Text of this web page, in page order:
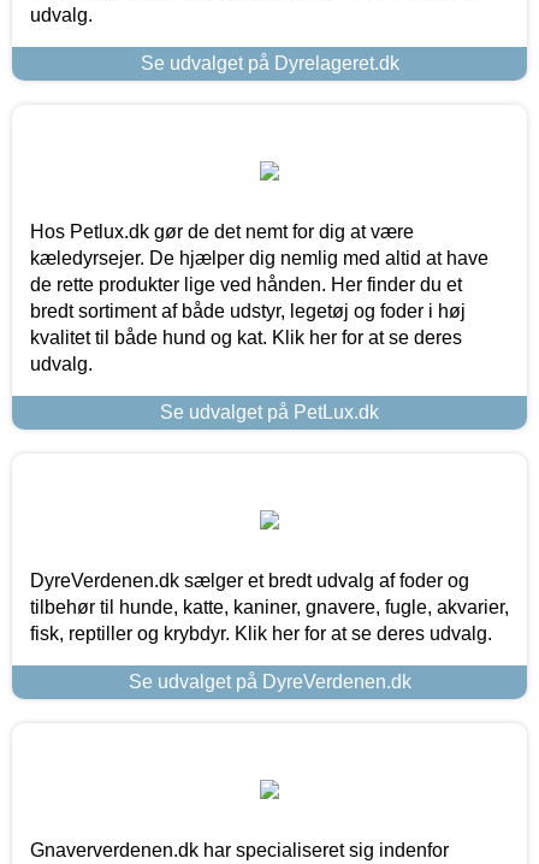
udvalg.
Se udvalget på Dyrelageret.dk
Hos Petlux.dk gør de det nemt for dig at være
kæledyrsejer. De hjælper dig nemlig med altid at have
de rette produkter lige ved hånden. Her finder du et
bredt sortiment af både udstyr, legetøj og foder i høj
kvalitet til både hund og kat. Klik her for at se deres
udvalg.
Se udvalget på PetLux.dk
DyreVerdenen.dk sælger et bredt udvalg af foder og
tilbehør til hunde, katte, kaniner, gnavere, fugle, akvarier,
fisk, reptiller og krybdyr. Klik her for at se deres udvalg.
Se udvalget på DyreVerdenen.dk
Gnaververdenen.dk har specialiseret sig indenfor